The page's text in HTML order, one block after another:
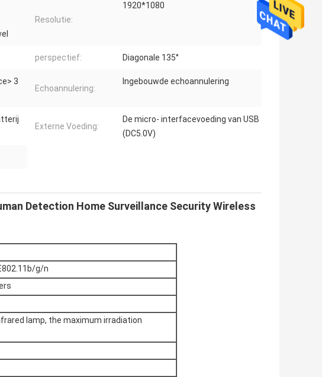
Resolutie:
1920*1080
perspectief: Diagonale 135°
3
Echoannulering:
Ingebouwde echoannulering
Externe Voeding:
De micro- interfacevoeding van USB
(DC5.0V)
Detection Home Surveillance Security Wireless
g/n
lamp, the maximum irradiation